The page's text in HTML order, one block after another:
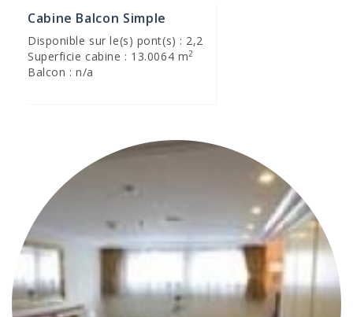
Cabine Balcon Simple
Disponible sur le(s) pont(s) : 2,2
Superficie cabine : 13.0064 m2
Balcon : n/a